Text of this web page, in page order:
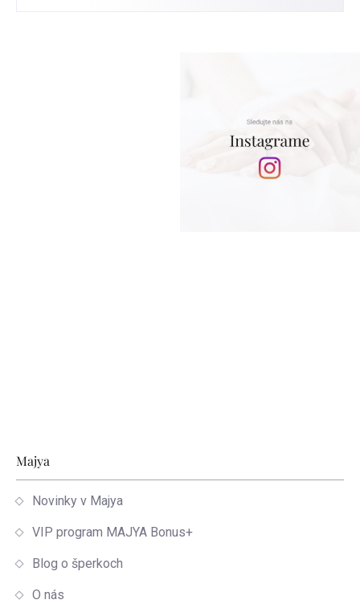
Zápätie
Majya
Novinky v Majya
VIP program MAJYA Bonus+
Blog o šperkoch
O nás